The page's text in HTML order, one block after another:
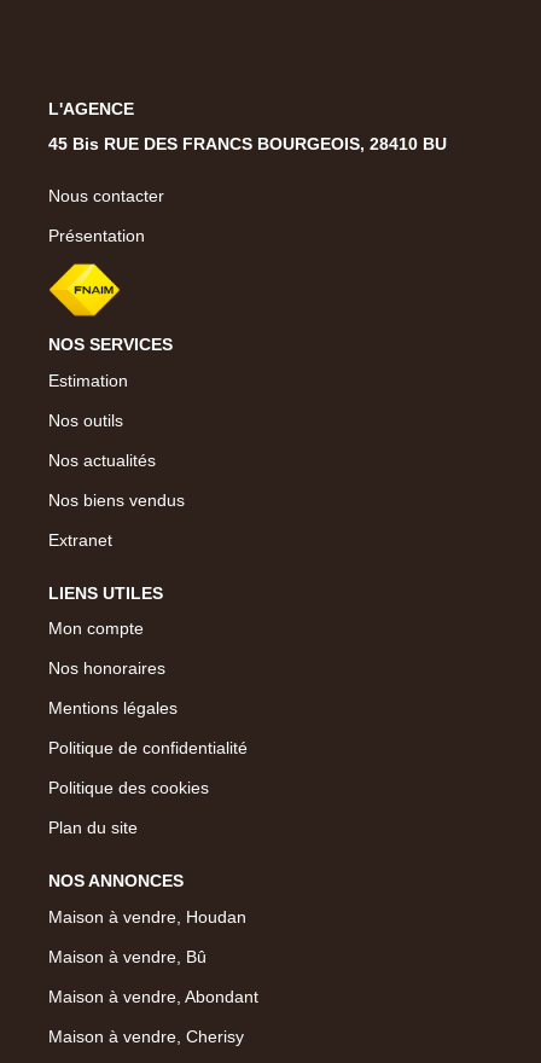
L'AGENCE
45 Bis RUE DES FRANCS BOURGEOIS, 28410 BU
Nous contacter
Présentation
NOS SERVICES
Estimation
Nos outils
Nos actualités
Nos biens vendus
Extranet
LIENS UTILES
Mon compte
Nos honoraires
Mentions légales
Politique de confidentialité
Politique des cookies
Plan du site
NOS ANNONCES
Maison à vendre, Houdan
Maison à vendre, Bû
Maison à vendre, Abondant
Maison à vendre, Cherisy